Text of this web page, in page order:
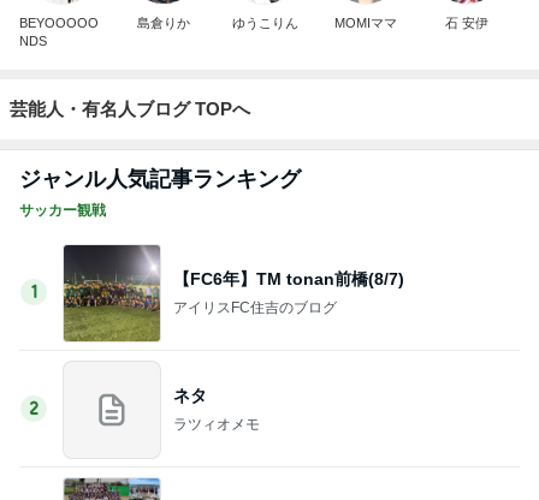
BEYOOOOO
NDS
島倉りか ゆうこりん MOMIママ 石 安伊
芸能人・有名人ブログ TOPへ
ジャンル人気記事ランキング
サッカー観戦
1
【FC6年】TM tonan前橋(8/7)
アイリスFC住吉のブログ
2
ネタ
ラツィオメモ